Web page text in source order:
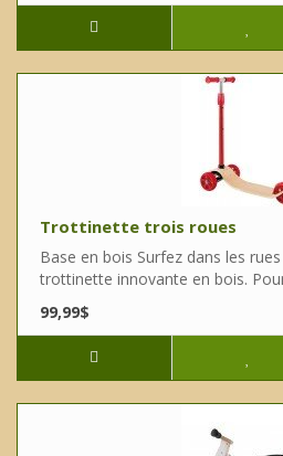
Trottinette trois roues
Base en bois Surfez dans les
trottinette innovante en bois.
99,99$